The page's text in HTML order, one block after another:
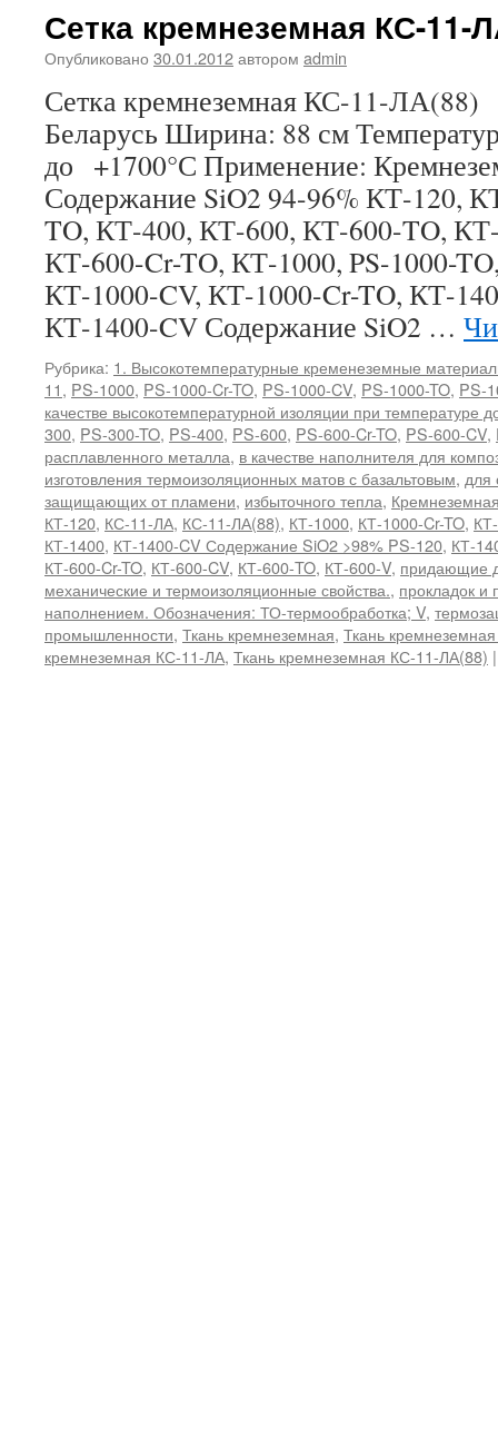
Сетка кремнеземная КС-11-
Опубликовано 30.01.2012автором admin
Сетка кремнеземная КС-11-
Беларусь Ширина: 88 см
до +1700°С Применение:
Содержание SiO2 94-96% КТ-120,
TO, КТ-400, КТ-600, КТ-600-TO,
КТ-600-Cr-TO, КТ-1000, PS-1000-
КТ-1000-CV, КТ-1000-Cr-TO, КТ-
КТ-1400-CV Содержание SiO2 …
Рубрика: 1. Высокотемпературные кременеземные
11, PS-1000, PS-1000-Cr-TO, PS-1000-CV, PS-1000-TO, PS-
качестве высокотемпературной изоляции при температуре
300, PS-300-TO, PS-400, PS-600, PS-600-Cr-TO, PS-600-CV,
расплавленного металла, в качестве наполнителя для
изготовления термоизоляционных матов с базальтовым, для
защищающих от пламени, избыточного тепла,
КТ-120, КС-11-ЛА, КС-11-ЛА(88), КТ-1000, КТ-1000-Cr-TO,
КТ-1400, КТ-1400-CV Содержание SiO2 >98% PS-120, КТ-
КТ-600-Cr-TO, КТ-600-CV, КТ-600-TO, КТ-600-V, придающие
механические и термоизоляционные свойства., прокладок и
наполнением. Обозначения: ТО-термообработка; V,
промышленности, Ткань кремнеземная, Ткань
кремнеземная КС-11-ЛА, Ткань кремнеземная КС-11-ЛА(88) |